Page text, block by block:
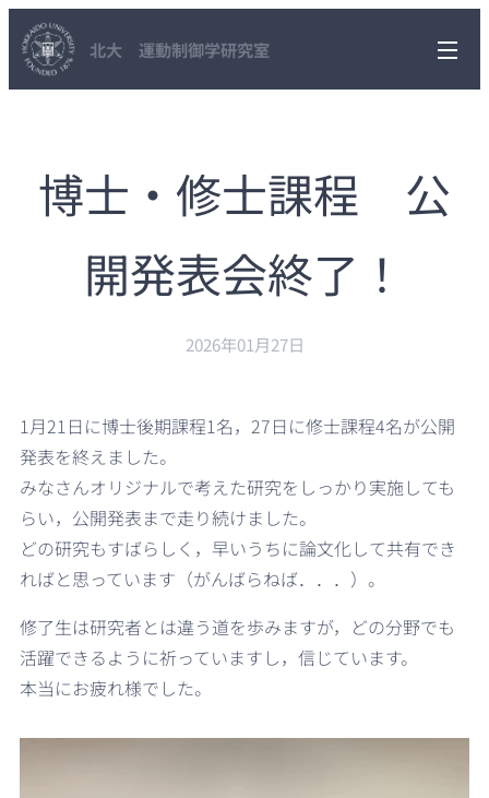
北大 運動制御学研究室
博士・修士課程 公
開発表会終了！
2026年01月27日
1月21日に博士後期課程1名，27日に修士課程4名が公開
発表を終えました。
みなさんオリジナルで考えた研究をしっかり実施しても
らい，公開発表まで走り続けました。
どの研究もすばらしく，早いうちに論文化して共有でき
ればと思っています（がんばらねば．．．）。
修了生は研究者とは違う道を歩みますが，どの分野でも
活躍できるように祈っていますし，信じています。
本当にお疲れ様でした。